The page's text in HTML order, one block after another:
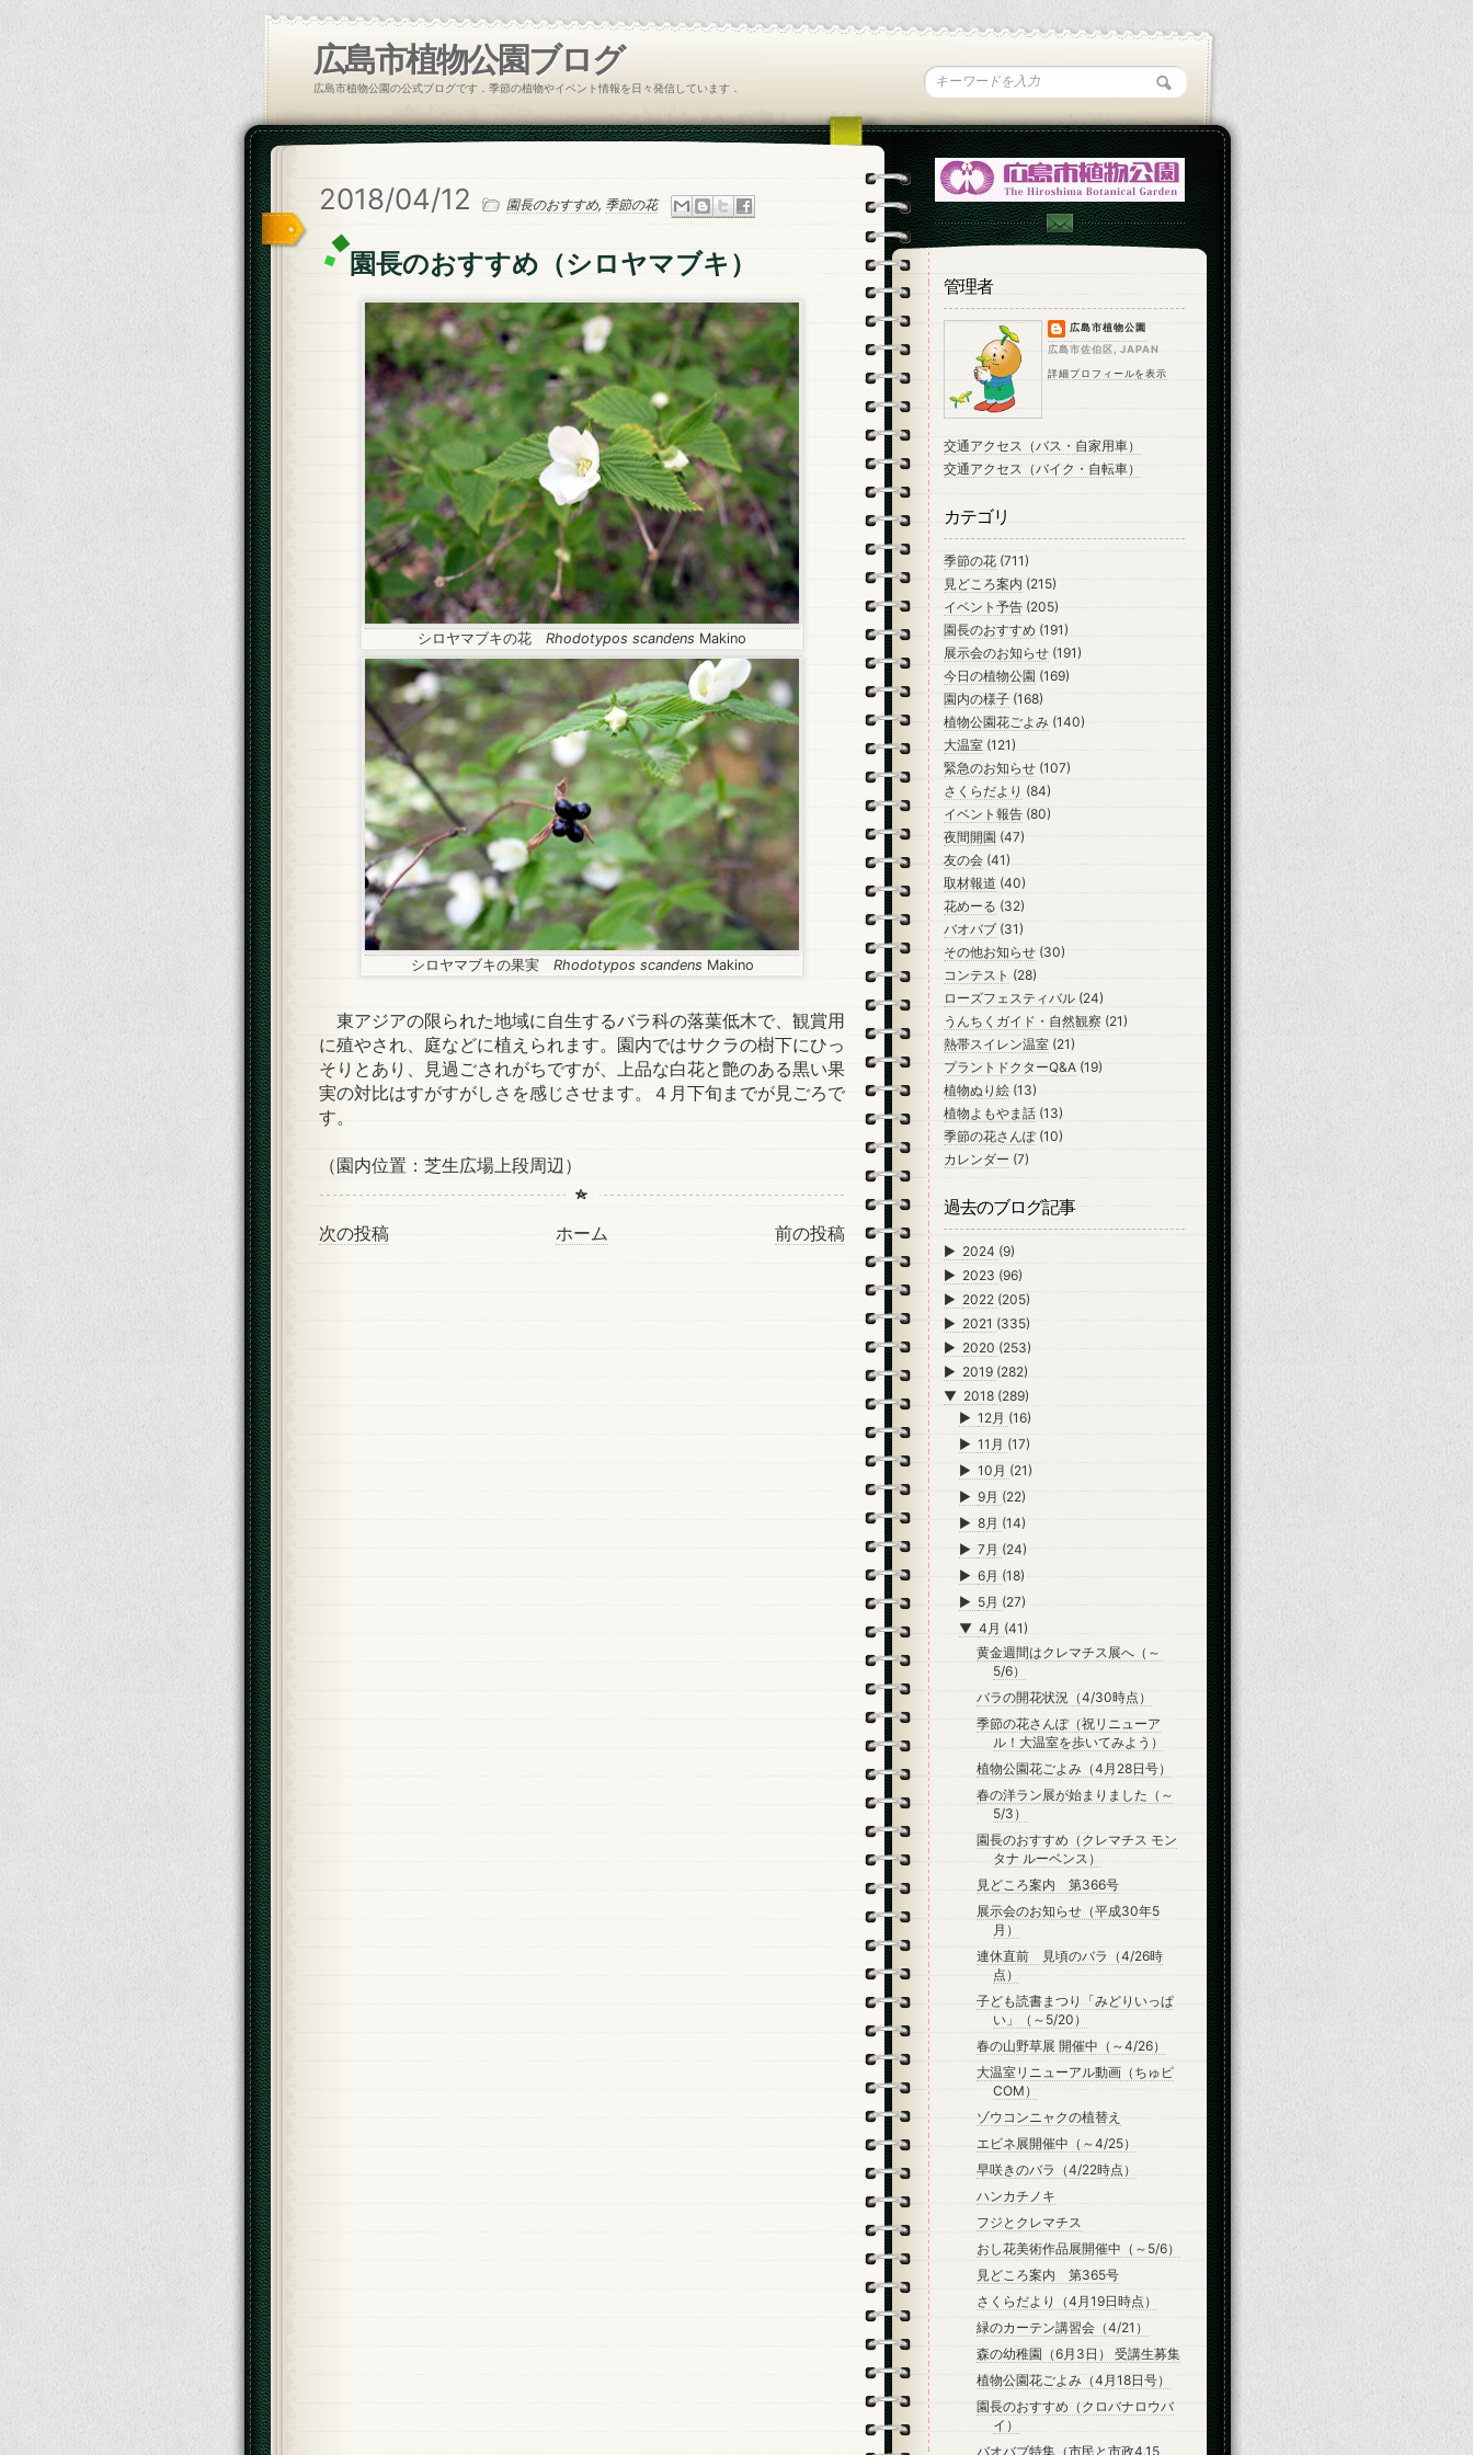
広島市植物公園ブログ
広島市植物公園の公式ブログです．季節の植物やイベント情報を日々発信しています．
2018/04/12 園長のおすすめ, 季節の花
園長のおすすめ（シロヤマブキ）
シロヤマブキの花 Rhodotypos scandens Makino
シロヤマブキの果実 Rhodotypos scandens Makino
東アジアの限られた地域に自生するバラ科の落葉低木で、観賞用
に殖やされ、庭などに植えられます。園内ではサクラの樹下にひっ
そりとあり、見過ごされがちですが、上品な白花と艶のある黒い果
実の対比はすがすがしさを感じさせます。４月下旬までが見ごろで
す。
（園内位置：芝生広場上段周辺）
次の投稿 前の投稿
ホーム
管理者
広島市植物公園
広島市佐伯区, JAPAN
詳細プロフィールを表示
交通アクセス（バス・自家用車）
交通アクセス（バイク・自転車）
カテゴリ
季節の花 (711)
見どころ案内 (215)
イベント予告 (205)
園長のおすすめ (191)
展示会のお知らせ (191)
今日の植物公園 (169)
園内の様子 (168)
植物公園花ごよみ (140)
大温室 (121)
緊急のお知らせ (107)
さくらだより (84)
イベント報告 (80)
夜間開園 (47)
友の会 (41)
取材報道 (40)
花めーる (32)
バオバブ (31)
その他お知らせ (30)
コンテスト (28)
ローズフェスティバル (24)
うんちくガイド・自然観察 (21)
熱帯スイレン温室 (21)
プラントドクターQ&A (19)
植物ぬり絵 (13)
植物よもやま話 (13)
季節の花さんぽ (10)
カレンダー (7)
過去のブログ記事
► 2024 (9)
► 2023 (96)
► 2022 (205)
► 2021 (335)
► 2020 (253)
► 2019 (282)
▼ 2018 (289)
►12月 (16)
►11月 (17)
►10月 (21)
►9月 (22)
►8月 (14)
►7月 (24)
►6月 (18)
► 5月 (27)
▼4月 (41)
黄金週間はクレマチス展へ（～
5/6）
バラの開花状況（4/30時点）
季節の花さんぽ（祝リニューア
ル！大温室を歩いてみよう）
植物公園花ごよみ（4月28日号）
春の洋ラン展が始まりました（～
5/3）
園長のおすすめ（クレマチス モン
タナ ルーベンス）
見どころ案内 第366号
展示会のお知らせ（平成30年5
月）
連休直前 見頃のバラ（4/26時
点）
子ども読書まつり「みどりいっぱ
い」（～5/20）
春の山野草展 開催中（～4/26）
大温室リニューアル動画（ちゅピ
COM）
ゾウコンニャクの植替え
エビネ展開催中（～4/25）
早咲きのバラ（4/22時点）
ハンカチノキ
フジとクレマチス
おし花美術作品展開催中（～5/6）
見どころ案内 第365号
さくらだより（4月19日時点）
緑のカーテン講習会（4/21）
森の幼稚園（6月3日） 受講生募集
植物公園花ごよみ（4月18日号）
園長のおすすめ（クロバナロウバ
イ）
バオバブ特集（市民と市政4.15